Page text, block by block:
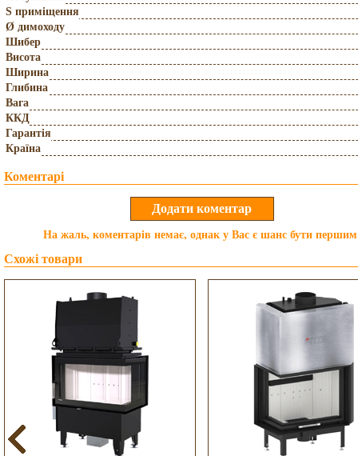
S приміщення
Ø димоходу
Шибер
Висота
Ширина
Глибина
Вага
ККД
Гарантія
Країна
Коментарі
На жаль, коментарів немає, однак у Вас є шанс бути
Схожі товари